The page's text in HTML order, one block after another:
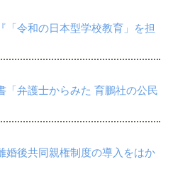
「令和の日本型学校教育」を担
「弁護士からみた 育鵬社の公民
婚後共同親権制度の導入をはか